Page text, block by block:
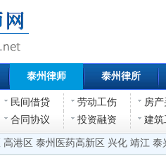
泰州律师 泰州律所
民间借贷 劳动工伤
房
合同协议 投资融资 建筑
高港区 泰州医药高新区 兴化 靖江 泰